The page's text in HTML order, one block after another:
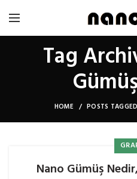
Tag
HOME POSTS
Nano Gümüş